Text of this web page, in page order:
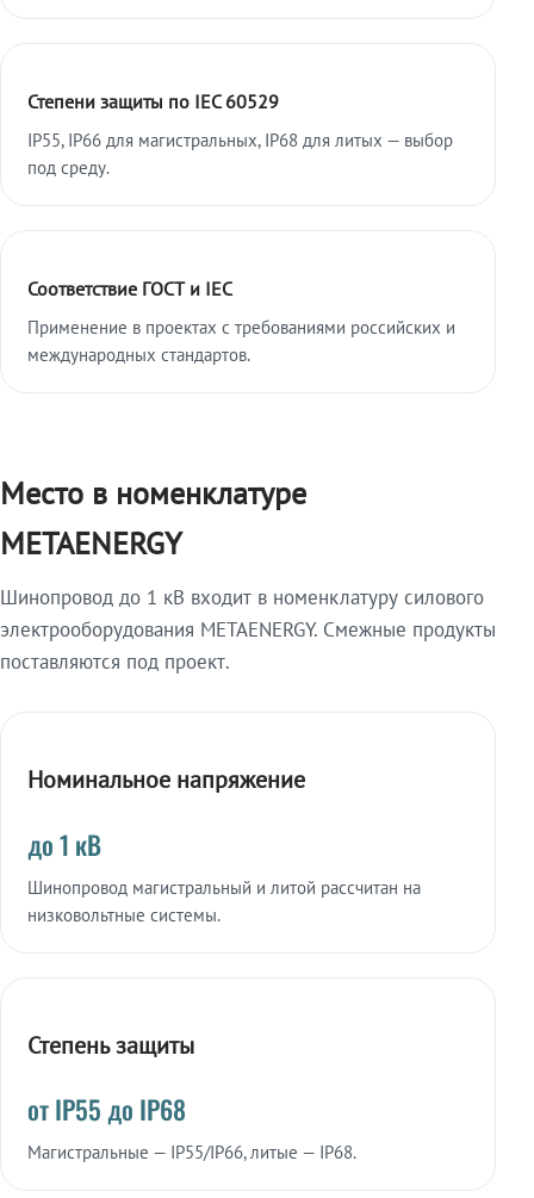
Степени защиты по IEC 60529
IP55, IP66 для магистральных, IP68 для литых — выбор
под среду.
Соответствие ГОСТ и IEC
Применение в проектах с требованиями российских и
международных стандартов.
Место в номенклатуре
METAENERGY
Шинопровод до 1 кВ входит в номенклатуру силового
электрооборудования METAENERGY. Смежные продукты
поставляются под проект.
Номинальное напряжение
до 1 кВ
Шинопровод магистральный и литой рассчитан на
низковольтные системы.
Степень защиты
от IP55 до IP68
Магистральные — IP55/IP66, литые — IP68.